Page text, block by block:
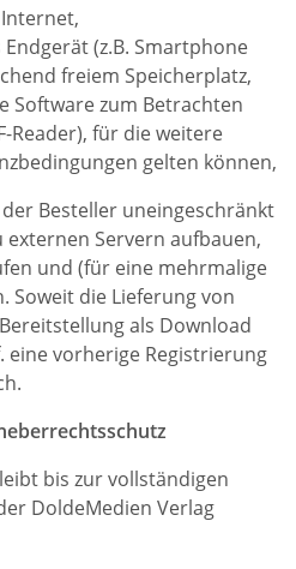
(z.B. Smartphone
freiem Speicherplatz,
Software zum Betrachten
Reader), für die weitere
gelten können,
Besteller uneingeschränkt
Servern aufbauen,
und (für eine mehrmalige
Soweit die Lieferung von
als Download
eine vorherige Registrierung
bis zur vollständigen
DoldeMedien Verlag